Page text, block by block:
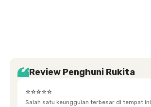
Review Penghuni Rukita
⭐⭐⭐⭐⭐
Salah satu keunggulan terbesar di tempat ini